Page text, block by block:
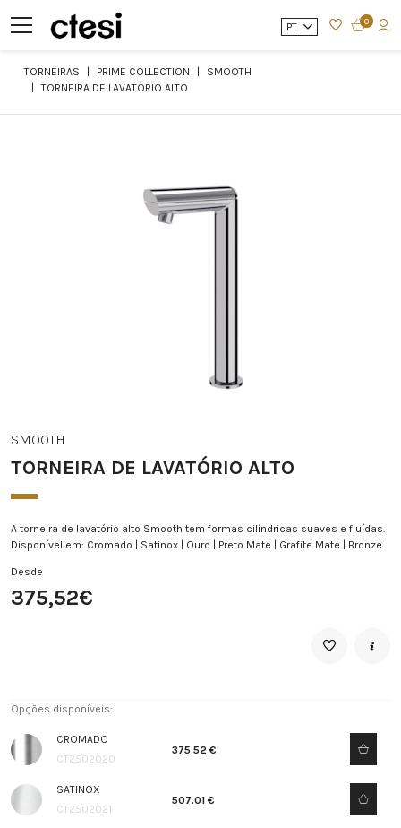
PT 0
TORNEIRAS PRIME COLLECTION
SMOOTH
TORNEIRA DE LAVATÓRIO ALTO
SMOOTH
TORNEIRA DE LAVATÓRIO ALTO
A torneira de lavatório alto Smooth tem formas cilíndricas suaves e fluídas.
Disponível em: Cromado | Satinox | Ouro | Preto Mate | Grafite Mate | Bronze
Desde
375,52€
Opções disponíveis:
CROMADO
CT2502020
375.52 €
SATINOX
CT2502021
507.01 €